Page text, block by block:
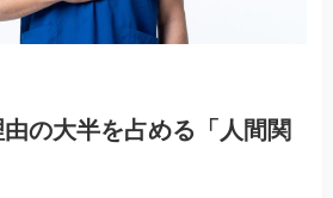
の大半を占める「人間関